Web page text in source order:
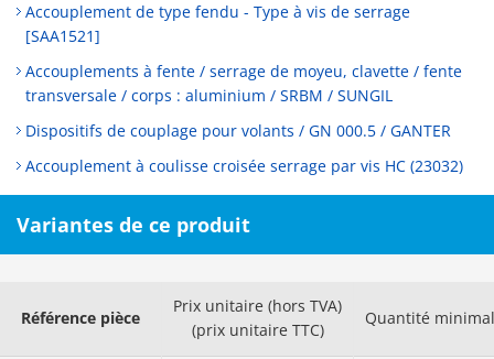
Accouplement de type fendu - Type à vis de serrage
[SAA1521]
Accouplements à fente / serrage de moyeu, clavette / fente
transversale / corps : aluminium / SRBM / SUNGIL
Dispositifs de couplage pour volants / GN 000.5 / GANTER
Accouplement à coulisse croisée serrage par vis HC (23032)
Variantes de ce produit
Référence pièce
Prix unitaire (hors TVA)
(prix unitaire TTC)
Quantité